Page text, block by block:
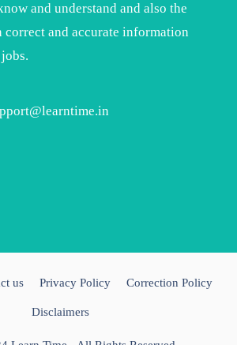
and understand and also the
correct and accurate information
us Privacy Policy Correction Policy
Disclaimers